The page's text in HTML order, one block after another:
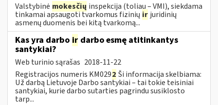
Valstybinė mokesčių inspekcija (toliau – VMI), siekdama
tinkamai apsaugoti tvarkomus fizinių ir juridinių
asmenų duomenis bei kitą tvarkomą...
Kas yra darbo ir darbo esmę atitinkantys
santykiai?
Web turinio sąrašas 2018-11-22
Registracijos numeris KM0292 Ši informacija skelbiama:
Už darbą Lietuvoje Darbo santykiai – tai tokie teisiniai
santykiai, kurie darbo sutarties pagrindu susiklosto
tarp...